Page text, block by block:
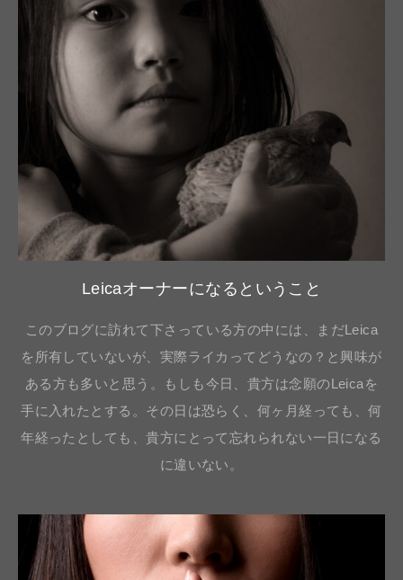
Leicaオーナーになるということ
このブログに訪れて下さっている方の中には、まだLeica
を所有していないが、実際ライカってどうなの？と興味が
ある方も多いと思う。もしも今日、貴方は念願のLeicaを
手に入れたとする。その日は恐らく、何ヶ月経っても、何
年経ったとしても、貴方にとって忘れられない一日になる
に違いない。